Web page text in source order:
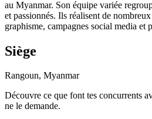
au Myanmar. Son équipe variée
et passionnés. Ils réalisent de
graphisme, campagnes social media et
Siège
Rangoun, Myanmar
Découvre ce que font tes concurrents
ne le demande.